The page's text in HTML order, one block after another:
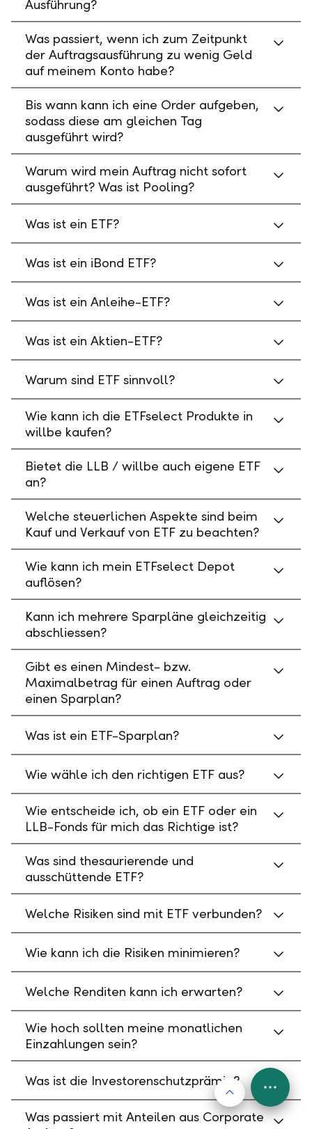
Ausführung?
Was passiert, wenn ich zum Zeitpunkt
der Auftragsausführung zu wenig Geld
auf meinem Konto habe?
Bis wann kann ich eine Order aufgeben,
sodass diese am gleichen Tag
ausgeführt wird?
Warum wird mein Auftrag nicht sofort
ausgeführt? Was ist Pooling?
Was ist ein ETF?
Was ist ein iBond ETF?
Was ist ein Anleihe-ETF?
Was ist ein Aktien-ETF?
Warum sind ETF sinnvoll?
Wie kann ich die ETFselect Produkte in
willbe kaufen?
Bietet die LLB / willbe auch eigene ETF
an?
Welche steuerlichen Aspekte sind beim
Kauf und Verkauf von ETF zu beachten?
Wie kann ich mein ETFselect Depot
auflösen?
Kann ich mehrere Sparpläne gleichzeitig
abschliessen?
Gibt es einen Mindest- bzw.
Maximalbetrag für einen Auftrag oder
einen Sparplan?
Was ist ein ETF-Sparplan?
Wie wähle ich den richtigen ETF aus?
Wie entscheide ich, ob ein ETF oder ein
LLB-Fonds für mich das Richtige ist?
Was sind thesaurierende und
ausschüttende ETF?
Welche Risiken sind mit ETF verbunden?
Wie kann ich die Risiken minimieren?
Welche Renditen kann ich erwarten?
Wie hoch sollten meine monatlichen
Einzahlungen sein?
Was ist die Investorenschutzprämie?
Was passiert mit Anteilen aus Corporate
Nach oben
FAB
Menu